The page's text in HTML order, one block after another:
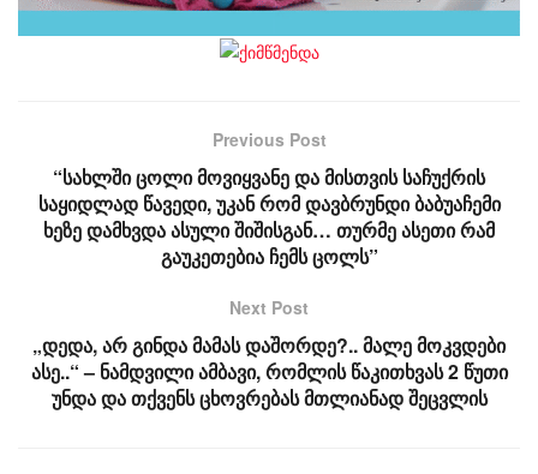
Previous Post
“სახლში ცოლი მოვიყვანე და მისთვის საჩუქრის
საყიდლად წავედი, უკან რომ დავბრუნდი ბაბუაჩემი
ხეზე დამხვდა ასული შიშისგან… თურმე ასეთი რამ
გაუკეთებია ჩემს ცოლს”
Next Post
„დედა, არ გინდა მამას დაშორდე?.. მალე მოკვდები
ასე..“ – ნამდვილი ამბავი, რომლის წაკითხვას 2 წუთი
უნდა და თქვენს ცხოვრებას მთლიანად შეცვლის